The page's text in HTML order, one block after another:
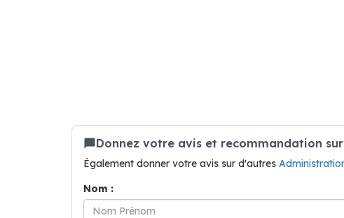
Donnez votre avis et recommandation
Également donner votre avis sur d'autres
Nom :